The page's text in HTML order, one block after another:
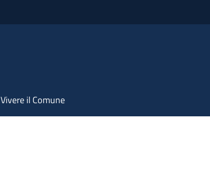
Vivere il Comune